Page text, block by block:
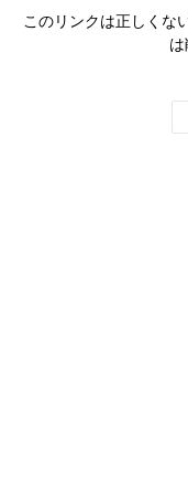
このリンクは正しくな
は